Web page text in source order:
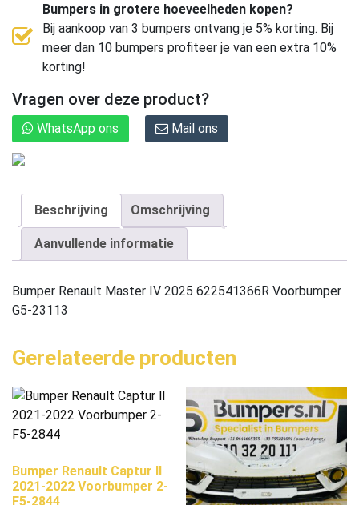
Bumpers in grotere hoeveelheden kopen?
Bij aankoop van 3 bumpers ontvang je 5% korting. Bij
meer dan 10 bumpers profiteer je van een extra 10%
korting!
Vragen over deze product?
WhatsApp ons Mail ons
Beschrijving Omschrijving
Aanvullende informatie
Bumper Renault Master IV 2025 622541366R Voorbumper
G5-23113
Gerelateerde producten
Bumper Renault Captur ll
2021-2022 Voorbumper 2-
F5-2844